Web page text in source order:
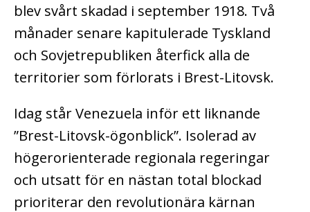
blev svårt skadad i september 1918. Två
månader senare kapitulerade Tyskland
och Sovjetrepubliken återfick alla de
territorier som förlorats i Brest-Litovsk.
Idag står Venezuela inför ett liknande
”Brest-Litovsk-ögonblick”. Isolerad av
högerorienterade regionala regeringar
och utsatt för en nästan total blockad
prioriterar den revolutionära kärnan